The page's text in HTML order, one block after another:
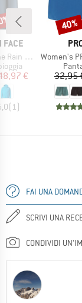
FACE
Jacket
ridotto
€
(1)
Articolo
Women's
32,95
40%
FAI UNA
SCRIVI UNA
CONDIVIDI